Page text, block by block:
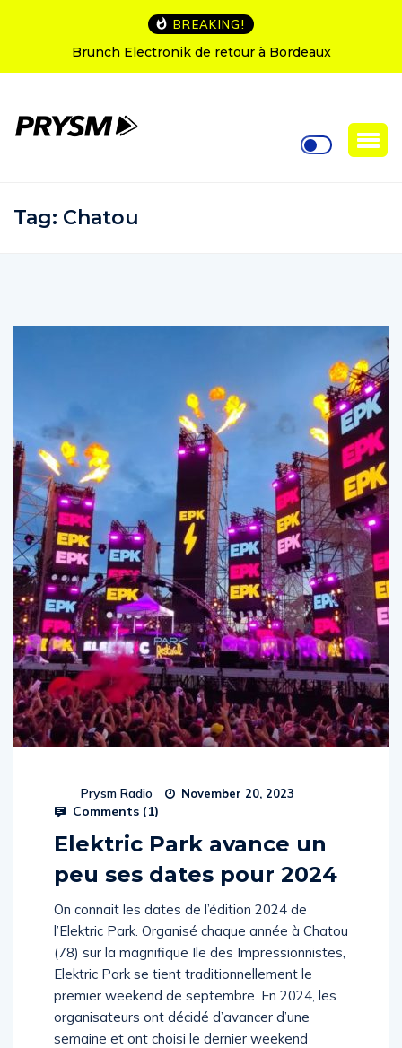
BREAKING!
L’Amnesia Ibiza fête ses 50 ans : le programme des
soirées d’ouverture
Tag: Chatou
Prysm Radio November 20, 2023
Comments (1)
Elektric Park avance un
peu ses dates pour 2024
On connait les dates de l’édition 2024 de
l’Elektric Park. Organisé chaque année à Chatou
(78) sur la magnifique Ile des Impressionnistes,
Elektric Park se tient traditionnellement le
premier weekend de septembre. En 2024, les
organisateurs ont décidé d’avancer d’une
semaine et ont choisi le dernier weekend